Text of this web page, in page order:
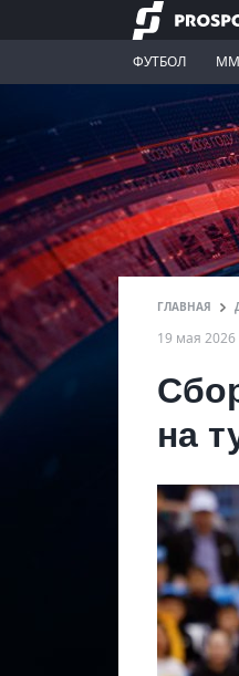
ФУТБОЛ
ГЛАВНАЯ
19 мая 2026
на